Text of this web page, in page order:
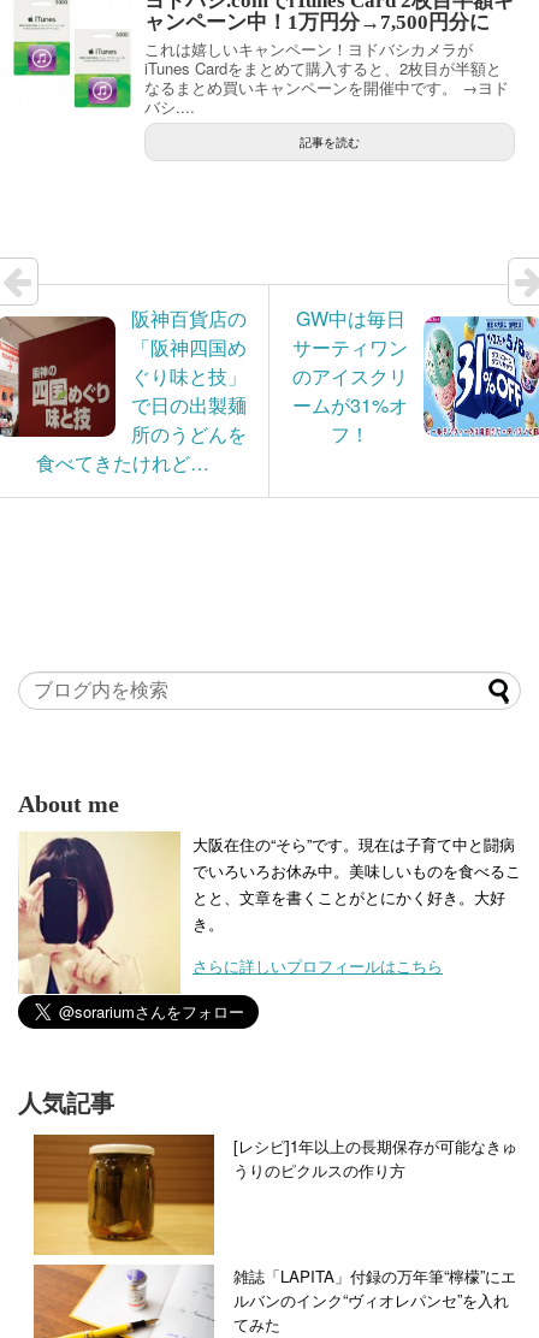
ャンペーン中！1万円分→7,500円分に
これは嬉しいキャンペーン！ヨドバシカメラが
iTunes Cardをまとめて購入すると、2枚目が半額と
なるまとめ買いキャンペーンを開催中です。 →ヨド
バシ....
記事を読む
阪神百貨店の
「阪神四国め
ぐり味と技」
で日の出製麺
所のうどんを
食べてきたけれど…
GW中は毎日
サーティワン
のアイスクリ
ームが31%オ
フ！
About me
大阪在住の“そら”です。現在は子育て中と闘病
でいろいろお休み中。美味しいものを食べるこ
とと、文章を書くことがとにかく好き。大好
き。
さらに詳しいプロフィールはこちら
人気記事
[レシピ]1年以上の長期保存が可能なきゅ
うりのピクルスの作り方
雑誌「LAPITA」付録の万年筆“檸檬”にエ
ルバンのインク“ヴィオレパンセ”を入れ
てみた